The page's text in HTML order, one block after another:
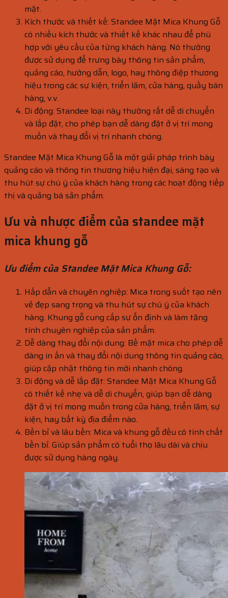
mặt.
Kích thước và thiết kế: Standee Mặt Mica Khung Gỗ
có nhiều kích thước và thiết kế khác nhau để phù
hợp với yêu cầu của từng khách hàng. Nó thường
được sử dụng để trưng bày thông tin sản phẩm,
quảng cáo, hướng dẫn, logo, hay thông điệp thương
hiệu trong các sự kiện, triển lãm, cửa hàng, quầy bán
hàng, v.v.
Di động: Standee loại này thường rất dễ di chuyển
và lắp đặt, cho phép bạn dễ dàng đặt ở vị trí mong
muốn và thay đổi vị trí nhanh chóng.
Standee Mặt Mica Khung Gỗ là một giải pháp trình bày
quảng cáo và thông tin thương hiệu hiện đại, sáng tạo và
thu hút sự chú ý của khách hàng trong các hoạt động tiếp
thị và quảng bá sản phẩm.
Ưu và nhược điểm của standee mặt
mica khung gỗ
Ưu điểm của Standee Mặt Mica Khung Gỗ:
Hấp dẫn và chuyên nghiệp: Mica trong suốt tạo nên
vẻ đẹp sang trọng và thu hút sự chú ý của khách
hàng. Khung gỗ cung cấp sự ổn định và làm tăng
tính chuyên nghiệp của sản phẩm.
Dễ dàng thay đổi nội dung: Bề mặt mica cho phép dễ
dàng in ấn và thay đổi nội dung thông tin quảng cáo,
giúp cập nhật thông tin mới nhanh chóng.
Di động và dễ lắp đặt: Standee Mặt Mica Khung Gỗ
có thiết kế nhẹ và dễ di chuyển, giúp bạn dễ dàng
đặt ở vị trí mong muốn trong cửa hàng, triển lãm, sự
kiện, hay bất kỳ địa điểm nào.
Bền bỉ và lâu bền: Mica và khung gỗ đều có tính chất
bền bỉ. Giúp sản phẩm có tuổi thọ lâu dài và chịu
được sử dụng hàng ngày.